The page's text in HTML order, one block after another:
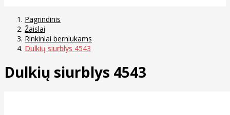
Pagrindinis
Žaislai
Rinkiniai berniukams
Dulkių siurblys 4543
Dulkių siurblys 4543